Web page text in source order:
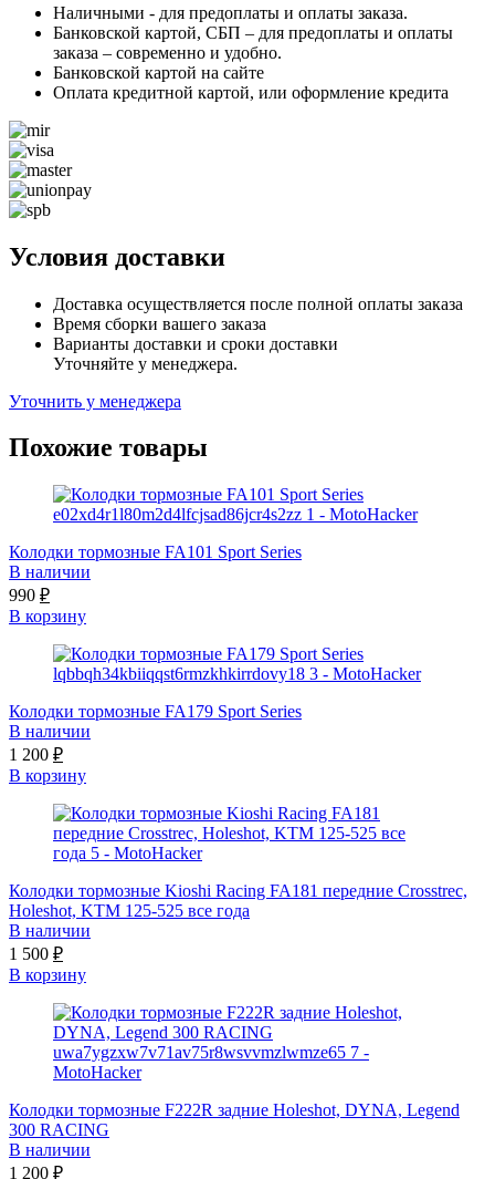
Наличными - для предоплаты и оплаты заказа.
Банковской картой, СБП – для предоплаты и оплаты
заказа – современно и удобно.
Банковской картой на сайте
Оплата кредитной картой, или оформление кредита
Условия доставки
Доставка осуществляется после полной оплаты заказа
Время сборки вашего заказа
Варианты доставки и сроки доставки
Уточняйте у менеджера.
Уточнить у менеджера
Похожие товары
Колодки тормозные FA101 Sport Series
В наличии
990 ₽
В корзину
Колодки тормозные FA179 Sport Series
В наличии
1 200 ₽
В корзину
Колодки тормозные Kioshi Racing FA181 передние Crosstrec,
Holeshot, KTM 125-525 все года
В наличии
1 500 ₽
В корзину
Колодки тормозные F222R задние Holeshot, DYNA, Legend
300 RACING
В наличии
1 200 ₽